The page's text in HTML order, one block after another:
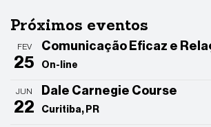
Próximos eventos
FEV
25
Comunicação Eficaz e
On-line
JUN
22
Dale Carnegie Course
Curitiba, PR